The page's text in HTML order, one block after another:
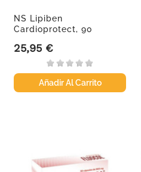
NS Lipiben
Cardioprotect, 90
Precio
25,95 €
Añadir Al Carrito